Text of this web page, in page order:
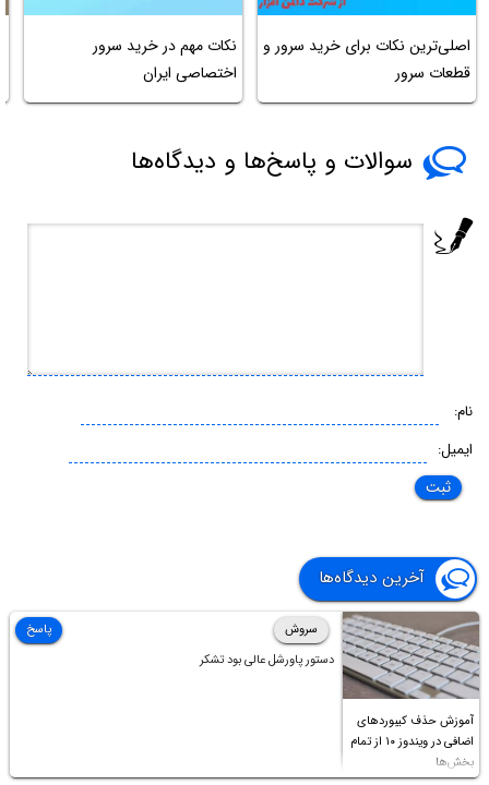
اصلی‌ترین نکات برای خرید سرور و
قطعات سرور
نکات مهم در خرید سرور
اختصاصی ایران
سوالات و پاسخ‌ها و دیدگاه‌ها
نام:
ایمیل:
آخرین دیدگاه‌ها
آموزش حذف کیبوردهای
اضافی در ویندوز ۱۰ از تمام
بخش‌ها
سروش
دستور پاورشل عالی بود تشکر
پاسخ